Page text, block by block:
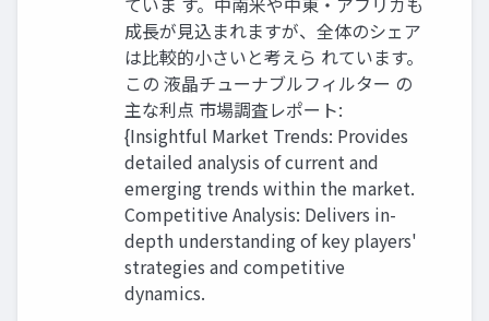
成長が見込まれますが、全体のシェア
は比較的小さいと考えら れています。
この 液晶チューナブルフィルター の
主な利点 市場調査レポート:
{Insightful Market Trends: Provides
detailed analysis of current and
emerging trends within the market.
Competitive Analysis: Delivers in-
depth understanding of key players'
strategies and competitive
dynamics.